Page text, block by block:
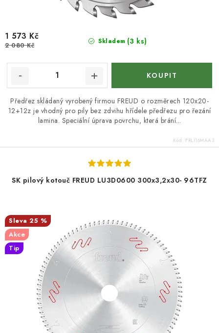
Moje objednávka Skladem (3 ks)
1 573 Kč
2 080 Kč
Předřez skládaný vyrobený firmou FREUD o rozměrech 120x20-
12+12z je vhodný pro pily bez zdvihu hřídele předřezu pro řezání
lamina. Speciální úprava povrchu, která brání...
Kód: FRLI16MAA3
SK pilový kotouč FREUD LU3D0600 300x3,2x30- 96TFZ
25 %
Akce
Tip